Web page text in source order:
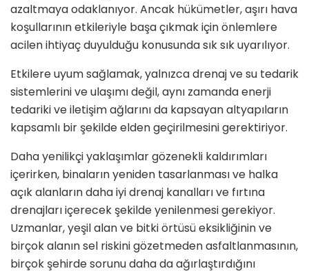
azaltmaya odaklanıyor. Ancak hükümetler, aşırı hava
koşullarının etkileriyle başa çıkmak için önlemlere
acilen ihtiyaç duyulduğu konusunda sık sık uyarılıyor.
Etkilere uyum sağlamak, yalnızca drenaj ve su tedarik
sistemlerini ve ulaşımı değil, aynı zamanda enerji
tedariki ve iletişim ağlarını da kapsayan altyapıların
kapsamlı bir şekilde elden geçirilmesini gerektiriyor.
Daha yenilikçi yaklaşımlar gözenekli kaldırımları
içerirken, binaların yeniden tasarlanması ve halka
açık alanların daha iyi drenaj kanalları ve fırtına
drenajları içerecek şekilde yenilenmesi gerekiyor.
Uzmanlar, yeşil alan ve bitki örtüsü eksikliğinin ve
birçok alanın sel riskini gözetmeden asfaltlanmasının,
birçok şehirde sorunu daha da ağırlaştırdığını